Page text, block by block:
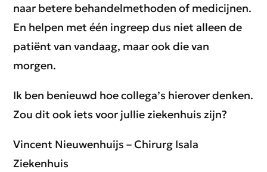
naar betere behandelmethoden of medicijnen.
En helpen met één ingreep dus niet alleen de
patiënt van vandaag, maar ook die van
morgen.
Ik ben benieuwd hoe collega’s hierover denken.
Zou dit ook iets voor jullie ziekenhuis zijn?
Vincent Nieuwenhuijs – Chirurg Isala
Ziekenhuis